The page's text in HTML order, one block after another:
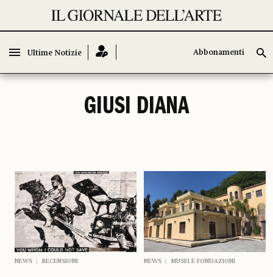
Ultime Notizie Abbonamenti
Ultime Notizie Abbonamenti
GIUSI DIANA
NEWS RECENSIONI NEWS MUSEI E FONDAZIONI